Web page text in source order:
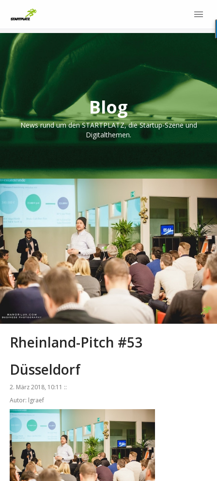
Blog
News rund um den STARTPLATZ, die Startup-Szene und
Digitalthemen.
Rheinland-Pitch #53
Düsseldorf
2. März 2018, 10:11 ::
Autor: lgraef